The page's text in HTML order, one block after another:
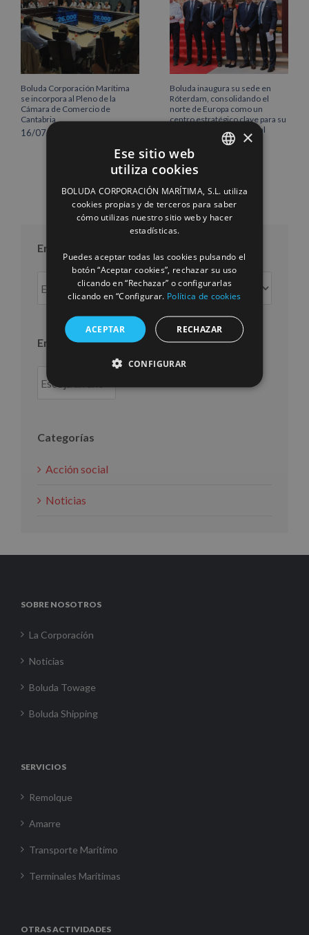
Boluda Corporación Marítima
se incorpora al Pleno de la
Cámara de Comercio de
Cantabria
16/07/2026
Boluda inaugura su sede en
Róterdam, consolidando el
norte de Europa como un
centro estratégico clave para su
crecimiento internacional
Entradas por mes
Entradas
por
Entradas por año
Categorías
Acción social
Noticias
SOBRE NOSOTROS
La Corporación
Noticias
Boluda Towage
Boluda Shipping
SERVICIOS
Remolque
Amarre
Transporte Marítimo
Terminales Marítimas
OTRAS ACTIVIDADES
ENGLISH
FRENCH
×
Ese sitio web
utiliza cookies
BOLUDA CORPORACIÓN MARÍTIMA, S.L. utiliza
cookies propias y de terceros para saber
cómo utilizas nuestro sitio web y hacer
estadísticas.
Puedes aceptar todas las cookies pulsando el
botón “Aceptar cookies”, rechazar su uso
clicando en “Rechazar” o configurarlas
clicando en “Configurar. Política de cookies
ACEPTAR RECHAZAR
CONFIGURAR